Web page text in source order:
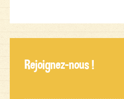
Rejoignez-nous !